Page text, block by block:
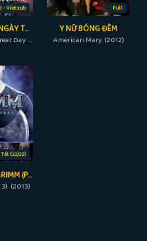
- Vietsub
LISA: LẠI MỘT NGÀY TUYỆT VỜI
LiSA Another Great Day (2022)
Full
Y NỮ BÓNG ĐÊM
American Mary (2012)
(22/22)
ANH EM NHÀ GRIMM (PHẦN 3)
(2013)